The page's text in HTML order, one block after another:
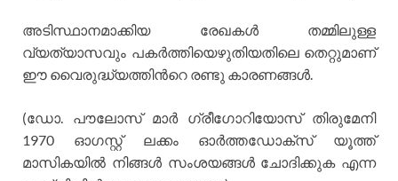
അടിസ്ഥാനമാക്കിയ രേഖകള്‍ തമ്മിലുള്ള
വ്യത്യാസവും പകര്‍ത്തിയെഴുതിയതിലെ തെറ്റുമാണ്
ഈ വൈരുദ്ധ്യത്തിന്‍റെ രണ്ടു കാരണങ്ങള്‍.
(ഡോ. പൗലോസ് മാര്‍ ഗ്രീഗോറിയോസ് തിരുമേനി
1970 ഓഗസ്റ്റ് ലക്കം ഓര്‍ത്തഡോക്സ് യൂത്ത്
മാസികയില്‍ നിങ്ങള്‍ സംശയങ്ങള്‍ ചോദിക്കുക എന്ന